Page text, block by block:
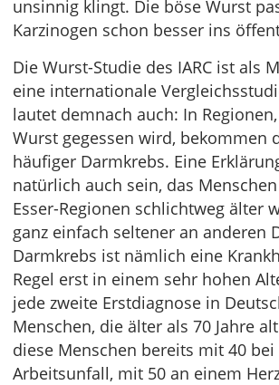
unsinnig klingt. Die böse Wurst
Karzinogen schon besser ins
Die Wurst-Studie des IARC ist als
eine internationale
lautet demnach auch: In
Wurst gegessen wird, bekommen
häufiger Darmkrebs. Eine
natürlich auch sein, das
Esser-Regionen schlichtweg älter
ganz einfach seltener an anderen
Darmkrebs ist nämlich eine
Regel erst in einem sehr hohen
jede zweite Erstdiagnose in
Menschen, die älter als 70 Jahre
diese Menschen bereits mit 40
Arbeitsunfall, mit 50 an einem